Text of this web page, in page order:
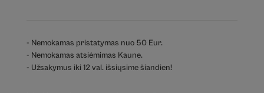
- Nemokamas pristatymas nuo 50 Eur.
- Nemokamas atsiėmimas Kaune.
- Užsakymus iki 12 val. išsiųsime šiandien!